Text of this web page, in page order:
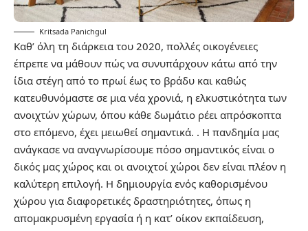
Kritsada Panichgul
Καθ’ όλη τη διάρκεια του 2020, πολλές οικογένειες
έπρεπε να μάθουν πώς να συνυπάρχουν κάτω από την
ίδια στέγη από το πρωί έως το βράδυ και καθώς
κατευθυνόμαστε σε μια νέα χρονιά, η ελκυστικότητα των
ανοιχτών χώρων, όπου κάθε δωμάτιο ρέει απρόσκοπτα
στο επόμενο, έχει μειωθεί σημαντικά. . Η πανδημία μας
ανάγκασε να αναγνωρίσουμε πόσο σημαντικός είναι ο
δικός μας χώρος και οι ανοιχτοί χώροι δεν είναι πλέον η
καλύτερη επιλογή. Η δημιουργία ενός καθορισμένου
χώρου για διαφορετικές δραστηριότητες, όπως η
απομακρυσμένη εργασία ή η κατ’ οίκον εκπαίδευση,